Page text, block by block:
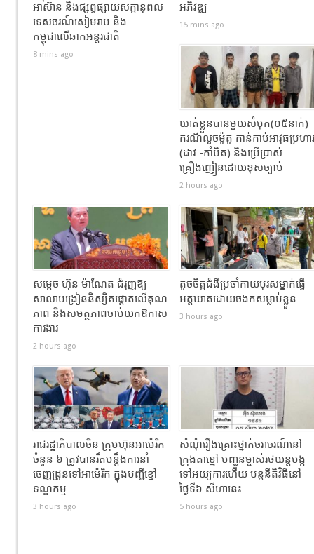
អាស៊ាន និងផ្សព្វផ្សាយសក្តានុពល
ទេសចរណ៍សៀមរាប និង
កម្ពុជាលើឆាកអន្តរជាតិ
8 mins ago
អភិវឌ្ឍ
15 mins ago
ឃាត់ខ្លួនបានមួយសំបុក(០៥នាក់)
ករណីលួចម៉ូតូ កាន់កាប់អាវុធប្រហារ
(ដាវ -កាំបិត) និងប្រើប្រាស់
គ្រឿងញៀនដោយខុសច្បាប់
2 hours ago
សម្តេច ហ៊ុន ម៉ាណែត ជំរុញឱ្យ
សាលាបង្រៀននិស្សិតផ្តោតលើគុណ
ភាព និងសមត្ថភាពចាប់យកឱកាស
ការងារ
2 hours ago
តូចចិត្តជំងឺប្រចាំកាយបុរសម្នាក់ធ្វេី
អត្តឃាតដោយចងកសម្លាប់ខ្លួន
3 hours ago
រាជរដ្ឋាភិបាល​ចិន​ ក្រុមហ៊ុនអាម៉េរិក
ចំនួន ៦ ត្រូវ​បានរឹតបន្តឹងការនាំ
ចេញដ្រូនទៅអាម៉េរិក​ ក្នុងបញ្ជីខ្មៅ
ទណ្ឌកម្ម
3 hours ago
សំណុំរឿងគ្រោះថ្នាក់ចរាចរណ៍នៅ
ក្រុងតាខ្មៅ បញ្ជូនម្ចាស់រថយន្តបង្ក
ទៅអយ្យការហើយ បន្តនីតិវិធីនៅ
ថ្ងៃទី៦ សីហានេះ
5 hours ago